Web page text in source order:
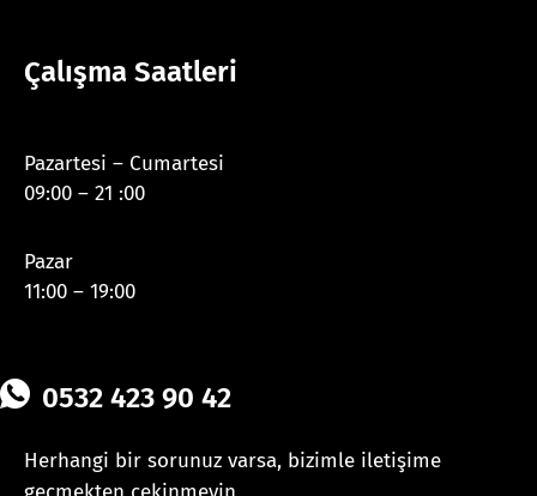
Çalışma Saatleri
Pazartesi – Cumartesi
09:00 – 21 :00
Pazar
11:00 – 19:00
0532 423 90 42
Herhangi bir sorunuz varsa, bizimle iletişime